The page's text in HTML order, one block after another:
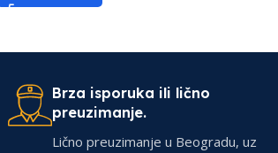
Brza isporuka ili lično
preuzimanje.
Lično preuzimanje u Beogradu, uz